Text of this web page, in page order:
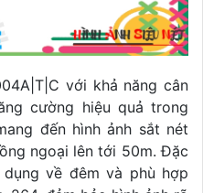
với khả năng cân
cường hiệu quả trong
đến hình ảnh sắt nét
ngoại lên tới 50m. Đặc
về đêm và phù hợp